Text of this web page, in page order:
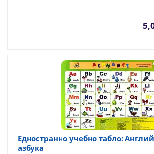
Едностранно учебно табло:
азбука